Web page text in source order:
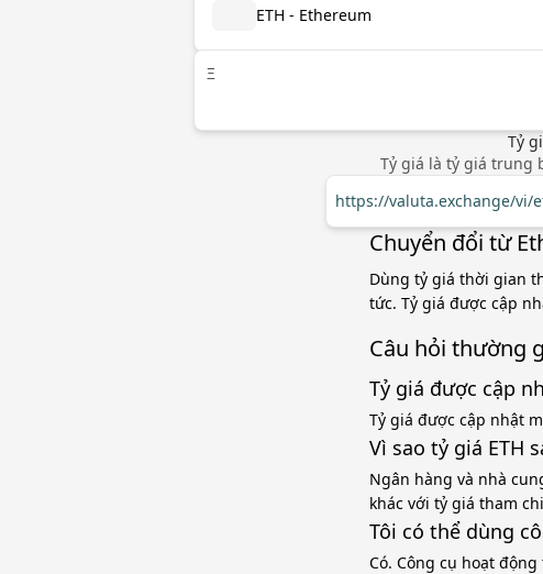
ETH - Ethereum
Ξ
Tỷ
Tỷ giá là tỷ giá trung
https://valuta.exchange/vi/
Chuyển đổi từ
Dùng tỷ giá thời gian
tức. Tỷ giá được cập
Câu hỏi thường
Tỷ giá được cập
Tỷ giá được cập nhật
Vì sao tỷ giá ETH
Ngân hàng và nhà
khác với tỷ giá tham
Tôi có thể dùng
Có. Công cụ hoạt